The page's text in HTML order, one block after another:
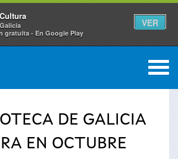
gratuíta - En Google Play
VER
0
DE GALICIA
EN OCTUBRE